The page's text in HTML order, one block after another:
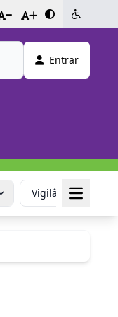
- +
Entrar
Vigilância em